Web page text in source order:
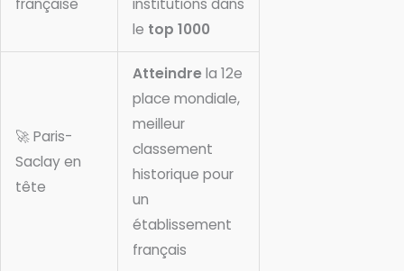
le top 1000
🚀 Paris-
Saclay en
tête
Atteindre la 12e
place mondiale,
meilleur
classement
historique pour
un
établissement
français